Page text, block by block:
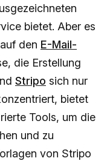
bietet. Aber es
den E-Mail-
die Erstellung
Stripo sich nur
bietet
Tools, um die
und zu
von Stripo